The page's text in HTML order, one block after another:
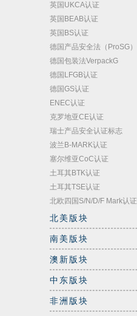
英国UKCA认证
英国BEAB认证
英国BS认证
德国产品安全法（ProSG）
德国包装法VerpackG
德国LFGB认证
德国GS认证
ENEC认证
克罗地亚CE认证
瑞士产品安全认证标志
波兰B-MARK认证
塞尔维亚CoC认证
土耳其BTK认证
土耳其TSE认证
北欧四国S/N/D/F Mark认证
北美版块
南美版块
澳新版块
中东版块
非洲版块